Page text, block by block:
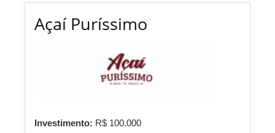
Açaí Puríssimo
Investimento: R$ 100.000